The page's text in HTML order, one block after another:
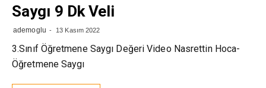
Saygı 9 Dk Veli
ademoglu 13 Kasım 2022
3.Sınıf Öğretmene Saygı Değeri Video Nasrettin Hoca-
Öğretmene Saygı